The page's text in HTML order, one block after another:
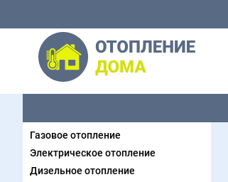
Газовое отопление
Электрическое отопление
Дизельное отопление